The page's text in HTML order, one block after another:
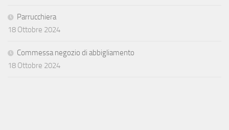
Parrucchiera
18 Ottobre 2024
Commessa negozio di abbigliamento
18 Ottobre 2024